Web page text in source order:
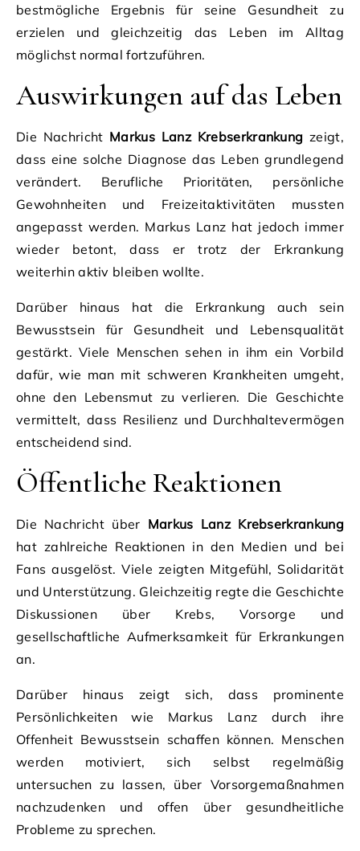
bestmögliche Ergebnis für seine Gesundheit zu
erzielen und gleichzeitig das Leben im Alltag
möglichst normal fortzuführen.
Auswirkungen auf das Leben
Die Nachricht Markus Lanz Krebserkrankung zeigt,
dass eine solche Diagnose das Leben grundlegend
verändert. Berufliche Prioritäten, persönliche
Gewohnheiten und Freizeitaktivitäten mussten
angepasst werden. Markus Lanz hat jedoch immer
wieder betont, dass er trotz der Erkrankung
weiterhin aktiv bleiben wollte.
Darüber hinaus hat die Erkrankung auch sein
Bewusstsein für Gesundheit und Lebensqualität
gestärkt. Viele Menschen sehen in ihm ein Vorbild
dafür, wie man mit schweren Krankheiten umgeht,
ohne den Lebensmut zu verlieren. Die Geschichte
vermittelt, dass Resilienz und Durchhaltevermögen
entscheidend sind.
Öffentliche Reaktionen
Die Nachricht über Markus Lanz Krebserkrankung
hat zahlreiche Reaktionen in den Medien und bei
Fans ausgelöst. Viele zeigten Mitgefühl, Solidarität
und Unterstützung. Gleichzeitig regte die Geschichte
Diskussionen über Krebs, Vorsorge und
gesellschaftliche Aufmerksamkeit für Erkrankungen
an.
Darüber hinaus zeigt sich, dass prominente
Persönlichkeiten wie Markus Lanz durch ihre
Offenheit Bewusstsein schaffen können. Menschen
werden motiviert, sich selbst regelmäßig
untersuchen zu lassen, über Vorsorgemaßnahmen
nachzudenken und offen über gesundheitliche
Probleme zu sprechen.